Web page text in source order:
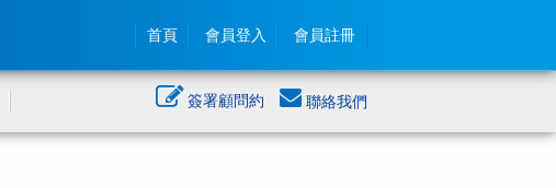
首頁 會員登入 會員註冊
簽署顧問約 聯絡我們